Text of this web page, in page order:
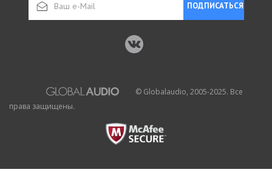
ПОДПИСАТЬСЯ
© Globalaudio, 2005-2025. Все
права защищены.